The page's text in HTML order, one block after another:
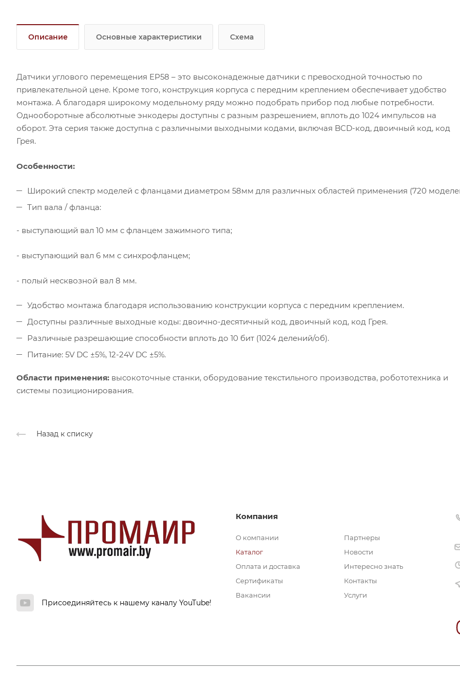
Описание Основные характеристики Схема
Датчики углового перемещения EP58 – это высоконадежные датчики с превосходной точностью по
привлекательной цене. Кроме того, конструкция корпуса с передним креплением обеспечивает удобство
монтажа. А благодаря широкому модельному ряду можно подобрать прибор под любые потребности.
Однооборотные абсолютные энкодеры доступны с разным разрешением, вплоть до 1024 импульсов на
оборот. Эта серия также доступна с различными выходными кодами, включая BCD-код, двоичный код, код
Грея.
Особенности:
Широкий спектр моделей с фланцами диаметром 58мм для различных областей применения (720
Тип вала / фланца:
- выступающий вал 10 мм с фланцем зажимного типа;
- выступающий вал 6 мм с синхрофланцем;
- полый несквозной вал 8 мм.
Удобство монтажа благодаря использованию конструкции корпуса с передним креплением.
Доступны различные выходные коды: двоично-десятичный код, двоичный код, код Грея.
Различные разрешающие способности вплоть до 10 бит (1024 делений/об).
Питание: 5V DC ±5%, 12-24V DC ±5%.
Области применения: высокоточные станки, оборудование текстильного производства, робототехника и
системы позиционирования.
Назад к списку
Присоединяйтесь к нашему каналу YouTube!
Компания
О компании
Каталог
Оплата и доставка
Сертификаты
Вакансии
Партнеры
Новости
Интересно знать
Контакты
Услуги